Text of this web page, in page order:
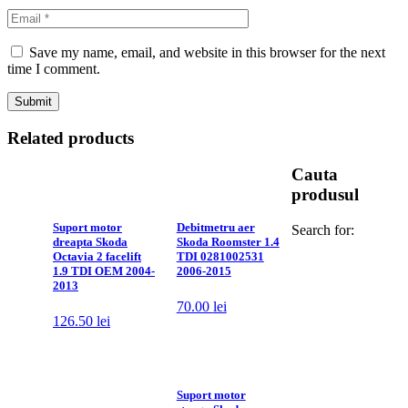
Save my name, email, and website in this browser for the next
time I comment.
Related products
Suport motor
dreapta Skoda
Octavia 2 facelift
1.9 TDI OEM 2004-
2013
126.50 lei
Debitmetru aer
Skoda Roomster 1.4
TDI 0281002531
2006-2015
70.00 lei
Suport motor
Cauta
produsul
Search for: